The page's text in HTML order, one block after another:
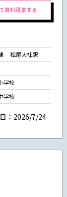
資料請求する
松尾大社駅
学校
学校
：2026/7/24